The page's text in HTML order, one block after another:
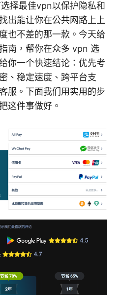
择最佳vpn以保护隐私和
出能让你在公共网路上上
也不差的那一款。今天给
南，帮你在众多 vpn 选
你一个快速结论：优先考
、稳定速度、跨平台支
服。下面我们用实用的步
这件事做好。